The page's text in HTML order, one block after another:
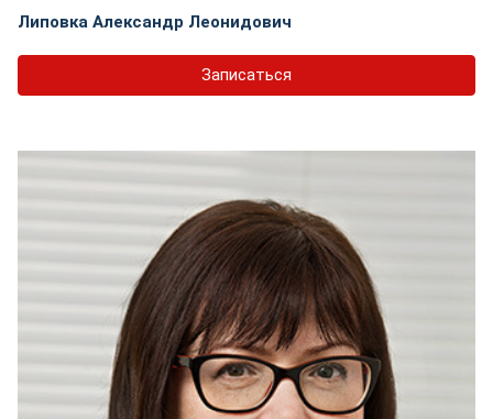
Липовка Александр Леонидович
Записаться